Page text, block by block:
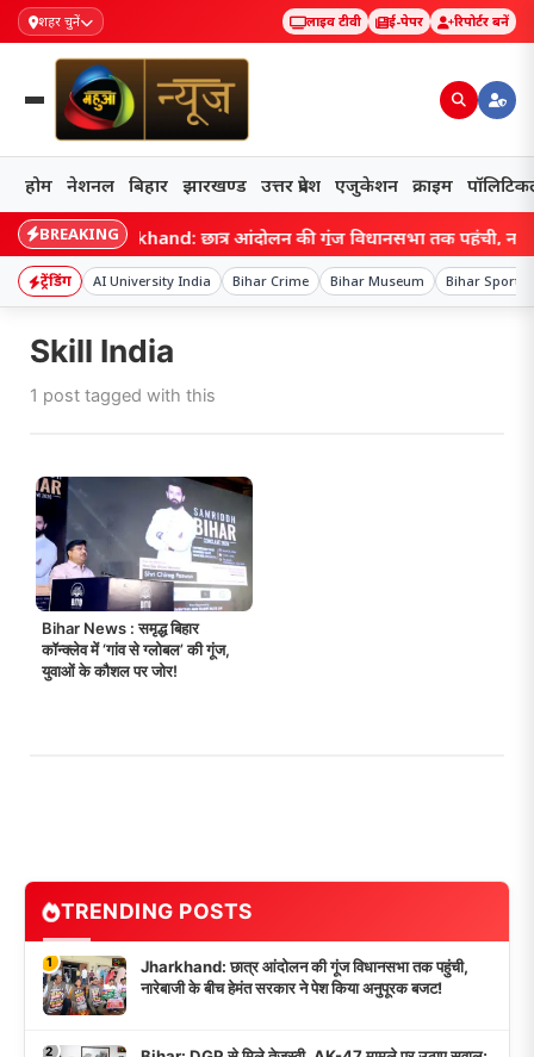
शहर चुनें लाइव टीवी ई-पेपर रिपोर्टर बनें
होम नेशनल बिहार झारखण्ड उत्तर प्रदेश एजुकेशन क्राइम
BREAKINGJharkhand: छात्र आंदोलन की गूंज विधानसभा तक पहुंची,
ट्रेंडिंग AI University India Bihar Crime Bihar Museum Bihar Sports
Skill India
1 post tagged with this
Bihar News : समृद्ध बिहार
कॉन्क्लेव में ‘गांव से ग्लोबल’ की गूंज,
युवाओं के कौशल पर जोर!
TRENDING POSTS
1
Jharkhand: छात्र आंदोलन की गूंज विधानसभा तक पहुंची,
नारेबाजी के बीच हेमंत सरकार ने पेश किया अनुपूरक बजट!
2